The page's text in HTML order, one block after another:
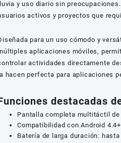
lluvia y uso diario sin
activos y proyectos que
para un uso cómodo y
aplicaciones móviles,
actividades directamente
la hacen perfecta para aplicaciones
destacadas
Pantalla completa multitáctil de
Compatibilidad con Android
Batería de larga duración: